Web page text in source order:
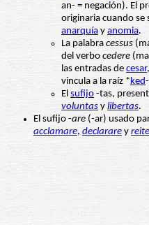
an- = negación). El
originaria cuando se
anarquía y anomia.
La palabra cessus
del verbo cedere
las entradas de cesar,
vincula a la raíz *ked
El sufijo -tas,
voluntas y libertas.
El sufijo -are (-ar) usado
acclamare, declarare y